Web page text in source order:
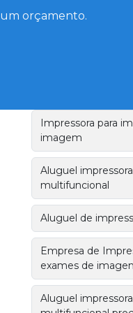
orçamento.
Impressora para
imagem
Aluguel
multifuncional
Aluguel de
Empresa de
exames de
Aluguel